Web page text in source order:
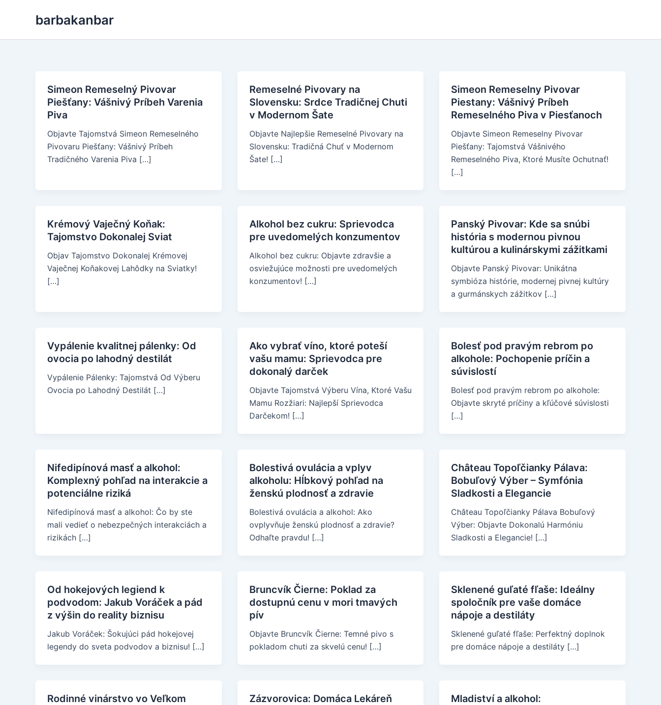
barbakanbar
Simeon Remeselný Pivovar
Piešťany: Vášnivý Príbeh Varenia
Piva
Objavte Tajomstvá Simeon Remeselného
Pivovaru Piešťany: Vášnivý Príbeh
Tradičného Varenia Piva […]
Remeselné Pivovary na
Slovensku: Srdce Tradičnej Chuti
v Modernom Šate
Objavte Najlepšie Remeselné Pivovary na
Slovensku: Tradičná Chuť v Modernom
Šate! […]
Simeon Remeselny Pivovar
Piestany: Vášnivý Príbeh
Remeselného Piva v Piesťanoch
Objavte Simeon Remeselny Pivovar
Piešťany: Tajomstvá Vášnivého
Remeselného Piva, Ktoré Musíte Ochutnať!
[…]
Krémový Vaječný Koňak:
Tajomstvo Dokonalej Sviat
Objav Tajomstvo Dokonalej Krémovej
Vaječnej Koňakovej Lahôdky na Sviatky!
[…]
Alkohol bez cukru: Sprievodca
pre uvedomelých konzumentov
Alkohol bez cukru: Objavte zdravšie a
osviežujúce možnosti pre uvedomelých
konzumentov! […]
Panský Pivovar: Kde sa snúbi
história s modernou pivnou
kultúrou a kulinárskymi zážitkami
Objavte Panský Pivovar: Unikátna
symbióza histórie, modernej pivnej kultúry
a gurmánskych zážitkov […]
Vypálenie kvalitnej pálenky: Od
ovocia po lahodný destilát
Vypálenie Pálenky: Tajomstvá Od Výberu
Ovocia po Lahodný Destilát […]
Ako vybrať víno, ktoré poteší
vašu mamu: Sprievodca pre
dokonalý darček
Objavte Tajomstvá Výberu Vína, Ktoré Vašu
Mamu Rozžiari: Najlepší Sprievodca
Darčekom! […]
Bolesť pod pravým rebrom po
alkohole: Pochopenie príčin a
súvislostí
Bolesť pod pravým rebrom po alkohole:
Objavte skryté príčiny a kľúčové súvislosti
[…]
Nifedipínová masť a alkohol:
Komplexný pohľad na interakcie a
potenciálne riziká
Nifedipínová masť a alkohol: Čo by ste
mali vedieť o nebezpečných interakciách a
rizikách […]
Bolestivá ovulácia a vplyv
alkoholu: Hĺbkový pohľad na
ženskú plodnosť a zdravie
Bolestivá ovulácia a alkohol: Ako
ovplyvňuje ženskú plodnosť a zdravie?
Odhaľte pravdu! […]
Château Topoľčianky Pálava:
Bobuľový Výber – Symfónia
Sladkosti a Elegancie
Château Topoľčianky Pálava Bobuľový
Výber: Objavte Dokonalú Harmóniu
Sladkosti a Elegancie! […]
Od hokejových legiend k
podvodom: Jakub Voráček a pád
z výšin do reality biznisu
Jakub Voráček: Šokujúci pád hokejovej
legendy do sveta podvodov a biznisu! […]
Bruncvík Čierne: Poklad za
dostupnú cenu v mori tmavých
pív
Objavte Bruncvík Čierne: Temné pivo s
pokladom chuti za skvelú cenu! […]
Sklenené guľaté fľaše: Ideálny
spoločník pre vaše domáce
nápoje a destiláty
Sklenené guľaté fľaše: Perfektný doplnok
pre domáce nápoje a destiláty […]
Rodinné vinárstvo vo Veľkom
Zázvorovica: Domáca Lekáreň
Mladiství a alkohol: